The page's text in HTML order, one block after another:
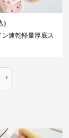
)
速乾軽量厚底ス
›